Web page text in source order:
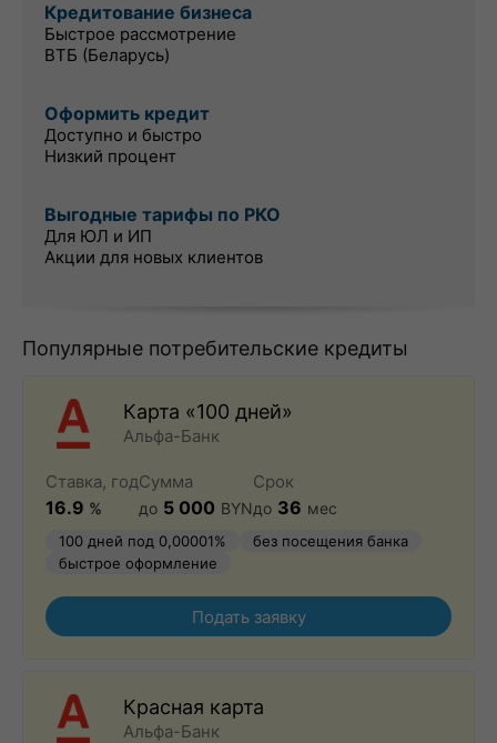
Кредитование бизнеса
Быстрое рассмотрение
ВТБ (Беларусь)
Оформить кредит
Доступно и быстро
Низкий процент
Выгодные тарифы по РКО
Для ЮЛ и ИП
Акции для новых клиентов
Популярные потребительские кредиты
Карта «100 дней»
Альфа-Банк
Ставка, год
16.9 %
Сумма
до 5 000 BYN
Срок
до 36 мес
100 дней под 0,00001%
без посещения банка
быстрое оформление
Подать заявку
Красная карта
Альфа-Банк